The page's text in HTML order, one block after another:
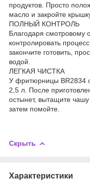
продуктов. Просто
масло и закройте
ПОЛНЫЙ КОНТРОЛЬ
Благодаря смотровому
контролировать
закончите готовить,
водой.
ЛЕГКАЯ ЧИСТКА
У фритюрницы BR2834
2,5 л. После
остынет, вытащите
затем помойте.
Скрыть
Характеристики